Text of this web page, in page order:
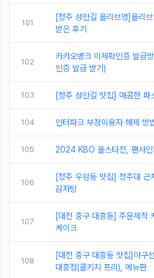
101
[청주 성안길 올리브영]올리
받은 후기
102
카카오뱅크 이체확인증 발급
인증 발급 받기)
103 [청주 성안길 맛집] 매콤한 파
104 인터파크 부정이용자 해제 방
105 2024 KBO 올스타전, 팬사인
106
[청주 우암동 맛집] 청주대
감자탕
107
[대전 중구 대흥동] 주문제작
케이크
108
[대전 중구 대흥동 맛집]야구
대흥점(콜키지 프리), 메뉴판